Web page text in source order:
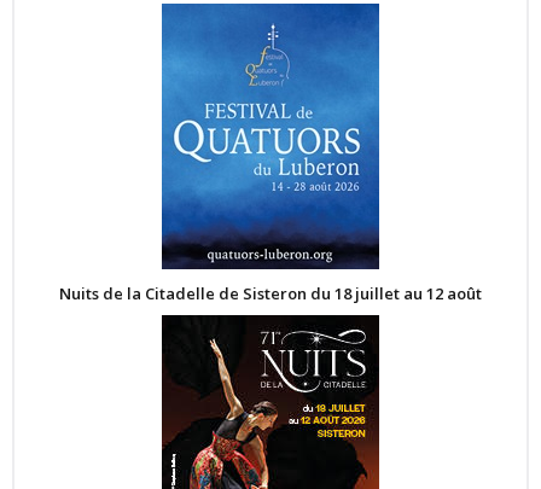
Nuits de la Citadelle de Sisteron du 18 juillet au 12 août